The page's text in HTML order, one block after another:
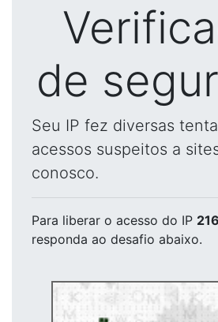
de
Seu IP fez diversas
acessos suspeitos a
conosco.
Para liberar o acesso do IP
responda ao desafio abaixo.